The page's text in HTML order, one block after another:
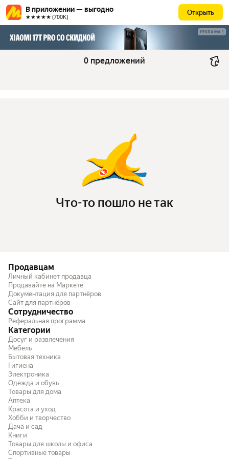
В приложении — выгодно
★★★★★ (700К)
Открыть
РЕКЛАМА
0 предложений
Что-то пошло не так
Продавцам
Личный кабинет продавца
Продавайте на Маркете
Документация для партнёров
Сайт для партнёров
Сотрудничество
Реферальная программа
Категории
Досуг и развлечения
Мебель
Бытовая техника
Гигиена
Электроника
Одежда и обувь
Товары для дома
Аптека
Красота и уход
Хобби и творчество
Дача и сад
Книги
Товары для школы и офиса
Спортивные товары